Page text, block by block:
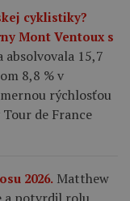
cyklistiky?
Mont Ventoux s
absolvovala 15,7
8,8 % v
rýchlosťou
de France
2026. Matthew